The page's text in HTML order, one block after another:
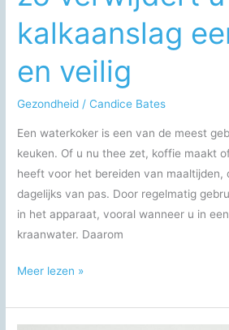
kalkaanslag
en veilig
Gezondheid /Candice Bates
Een waterkoker is een van de meest
keuken. Of u nu thee zet, koffie maakt
heeft voor het bereiden van maaltijden,
dagelijks van pas. Door regelmatig
in het apparaat, vooral wanneer u in
kraanwater. Daarom
Waterkoker
zo
Meer lezen »